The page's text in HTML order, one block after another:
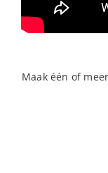
Maak één of